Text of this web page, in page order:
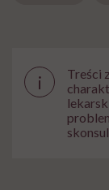
i
Treści